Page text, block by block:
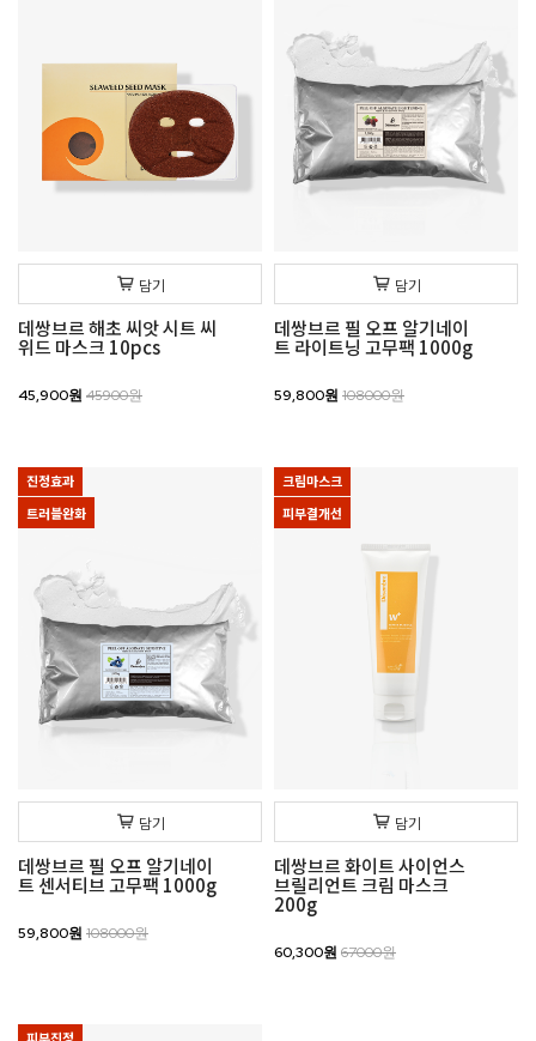
담기
데쌍브르 해초 씨앗 시트 씨
위드 마스크 10pcs
45,900원 45900원
담기
데쌍브르 필 오프 알기네이
트 라이트닝 고무팩 1000g
59,800원 108000원
진정효과
트러블완화
담기
데쌍브르 필 오프 알기네이
트 센서티브 고무팩 1000g
59,800원 108000원
크림마스크
피부결개선
담기
데쌍브르 화이트 사이언스
브릴리언트 크림 마스크
200g
60,300원 67000원
피부진정